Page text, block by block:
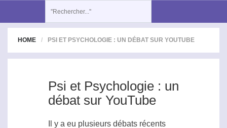
HOME PSI ET PSYCHOLOGIE : UN DÉBAT SUR YOUTUBE
Psi et Psychologie : un
débat sur YouTube
Il y a eu plusieurs débats récents